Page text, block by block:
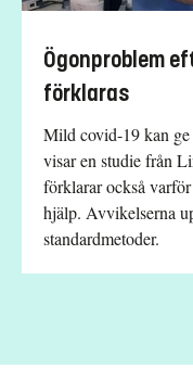
Ögonproblem
förklaras
Mild covid-19 kan
visar en studie från
förklarar också
hjälp. Avvikelserna
standardmetoder.